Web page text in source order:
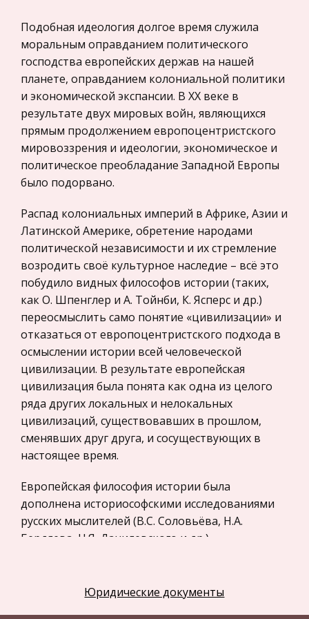
Гражданское процессуальное право
Законодательство и право
Прокурорский надзор
Геология
Административное право
Историческая личность
Банковское дело и кредитование
Архитектура
Конституционное (государственное) право
России
Экономико-математическое
моделирование
Право
Компьютеры и периферийные устройства
Астрономия
Программное обеспечение
Разное
Уголовное и уголовно-исполнительное
право
Налоговое право
Техника
Компьютеры, Программирование
История экономических учений
Физкультура и Спорт
участие в партизанском движении, мужество и
стойкость, проявленные трудящимися в борьбе
с немецко-фашистскими захватчиками в период
Великой Отечественной войн
Опиливание металлов на различных
поверхностях
Напильники с одинарной насечкой
(прямоугольной под углом или дугообразной)
обычно применяют при обработке мягких
длине насечки. Напильники с двойной (пер
Подобная идеология долгое время служила
моральным оправданием политического
господства европейских держав на нашей
планете, оправданием колониальной политики
и экономической экспансии. В ХХ веке в
результате двух мировых войн, являющихся
прямым продолжением европоцентристского
мировоззрения и идеологии, экономическое и
политическое преобладание Западной Европы
было подорвано.
Распад колониальных империй в Африке, Азии и
Латинской Америке, обретение народами
политической независимости и их стремление
возродить своё культурное наследие – всё это
побудило видных философов истории (таких,
как О. Шпенглер и А. Тойнби, К. Ясперс и др.)
переосмыслить само понятие «цивилизации» и
отказаться от европоцентристского подхода в
осмыслении истории всей человеческой
цивилизации. В результате европейская
цивилизация была понята как одна из целого
ряда других локальных и нелокальных
цивилизаций, существовавших в прошлом,
сменявших друг друга, и сосуществующих в
настоящее время.
Европейская философия истории была
дополнена историософскими исследованиями
русских мыслителей (В.С. Соловьёва, Н.А.
Бердяева, Н.Я. Данилевского и др.).
концепции стремились обосновать социальный
Юридические документы